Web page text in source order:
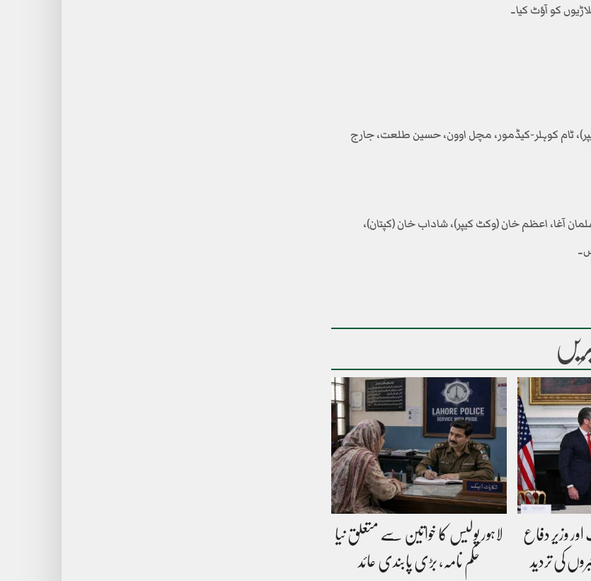
ٹام کوہلر-کیڈمور، مچل اوون، حسین طلعت، جارج
آغا، اعظم خان (وکٹ کیپر)، شاداب خان (کپتان)،
وزیر دفاع
کی تردید
لاہور پولیس کا خواتین سے متعلق نیا
حکم نامہ، بڑی پابندی عائد